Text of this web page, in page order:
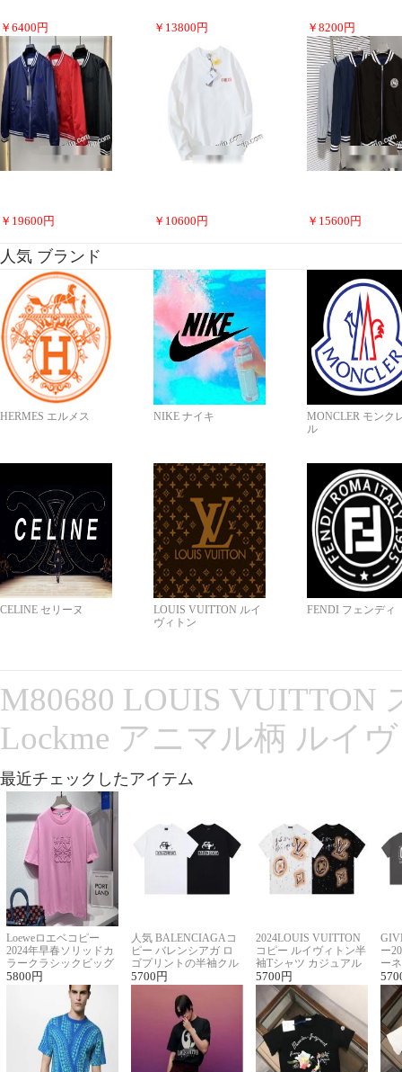
￥ 6400 円 ￥ 13800 円 ￥ 8200 円
￥ 19600 円 ￥ 10600 円 ￥ 15600 円
人気 ブランド
HERMES エルメス NIKE ナイキ
MONCLER モンク
ル
CELINE セリーヌ
LOUIS VUITTON ルイ
ヴィトン
FENDI フェンディ
M80680 LOUIS VUITTON
Lockme アニマル柄 ルイ
最近チェックしたアイテム
Loeweロエベコピー
2024年早春ソリッドカ
ラークラシックビッグ
ロゴ刺繍Tシャツ
5800 円
人気 BALENCIAGAコ
ピー バレンシアガ ロ
ゴプリントの半袖クル
ーネックTシャツ
5700 円
2024LOUIS VUITTON
コピー ルイヴィトン半
袖Tシャツ カジュアル
に馴染む 2色展開
5700 円
ー
ー
ー